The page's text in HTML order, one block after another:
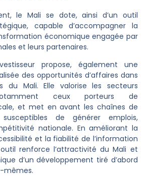
le Mali se dote, ainsi d’un outil
capable d’accompagner la
économique engagée par
et leurs partenaires.
propose, également une
des opportunités d’affaires dans
du Mali. Elle valorise les secteurs
ceux porteurs de
et met en avant les chaînes de
de générer emplois,
nationale. En améliorant la
et la fiabilité de l’information
renforce l’attractivité du Mali et
d’un développement tiré d’abord
mêmes.